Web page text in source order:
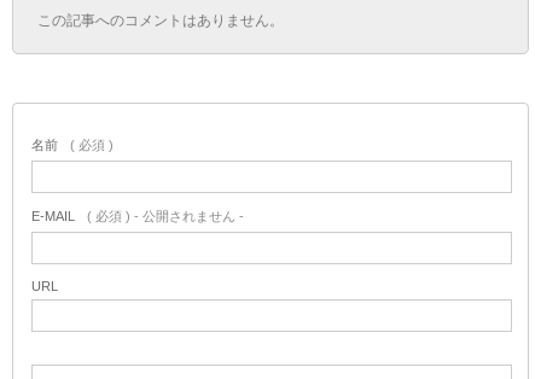
この記事へのコメントはありません。
名前 ( 必須 )
E-MAIL ( 必須 ) - 公開されません -
URL